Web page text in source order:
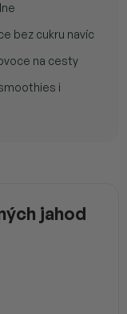
bez cukru navíc
na cesty
i
jahod